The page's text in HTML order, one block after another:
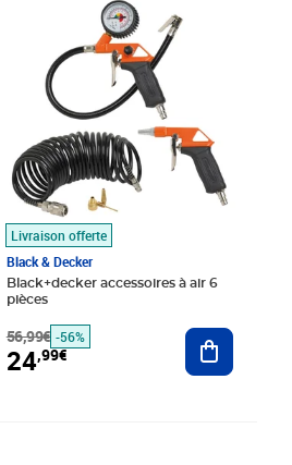
panier
Livraison offerte
Black & Decker
Black+decker accessoires à air 6
pièces
56,99€
Prix barré 56,99€
-56%
24,99€
Ajouter